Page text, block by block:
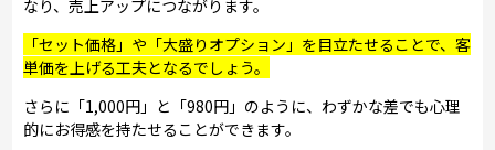
なり、売上アップにつながります。
「セット価格」や「大盛りオプション」を目立たせることで、客
単価を上げる工夫となるでしょう。
さらに「1,000円」と「980円」のように、わずかな差でも心理
的にお得感を持たせることができます。